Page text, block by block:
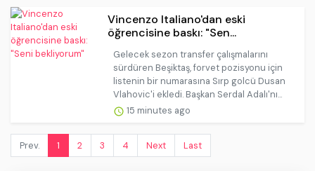
Vincenzo Italiano'dan eski
öğrencisine baskı: "Sen...
Gelecek sezon transfer çalışmalarını
sürdüren Beşiktaş, forvet pozisyonu için
listenin bir numarasına Sırp golcü Dusan
Vlahovic'i ekledi. Başkan Serdal Adalı'nı...
15 minutes ago
Prev. 1 2 3 4 Next Last